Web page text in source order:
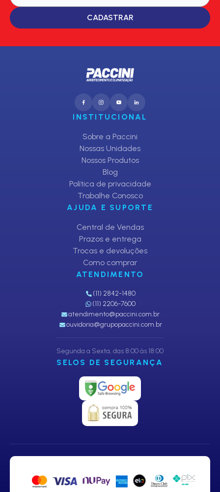
CADASTRAR
INSTITUCIONAL
Sobre a Paccini
Nossas Unidades
Nossos Produtos
Blog
Política de privacidade
Trabalhe Conosco
AJUDA E SUPORTE
Central de Vendas
Prazos e entrega
Trocas e devoluções
Como comprar
ATENDIMENTO
(11) 2842-1480
(11) 2206-7600
atendimento@paccini.com.br
ouvidoria@grupopaccini.com.br
Segunda a Sexta, das 8:00 às 18:00
SELOS DE SEGURANÇA